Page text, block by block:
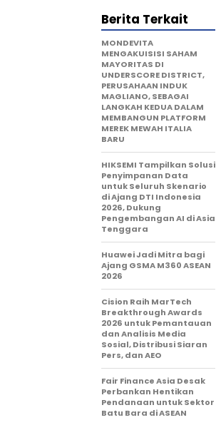
Berita Terkait
MONDEVITA
MENGAKUISISI SAHAM
MAYORITAS DI
UNDERSCORE DISTRICT,
PERUSAHAAN INDUK
MAGLIANO, SEBAGAI
LANGKAH KEDUA DALAM
MEMBANGUN PLATFORM
MEREK MEWAH ITALIA
BARU
HIKSEMI Tampilkan Solusi
Penyimpanan Data
untuk Seluruh Skenario
di Ajang DTI Indonesia
2026, Dukung
Pengembangan AI di Asia
Tenggara
Huawei Jadi Mitra bagi
Ajang GSMA M360 ASEAN
2026
Cision Raih MarTech
Breakthrough Awards
2026 untuk Pemantauan
dan Analisis Media
Sosial, Distribusi Siaran
Pers, dan AEO
Fair Finance Asia Desak
Perbankan Hentikan
Pendanaan untuk Sektor
Batu Bara di ASEAN